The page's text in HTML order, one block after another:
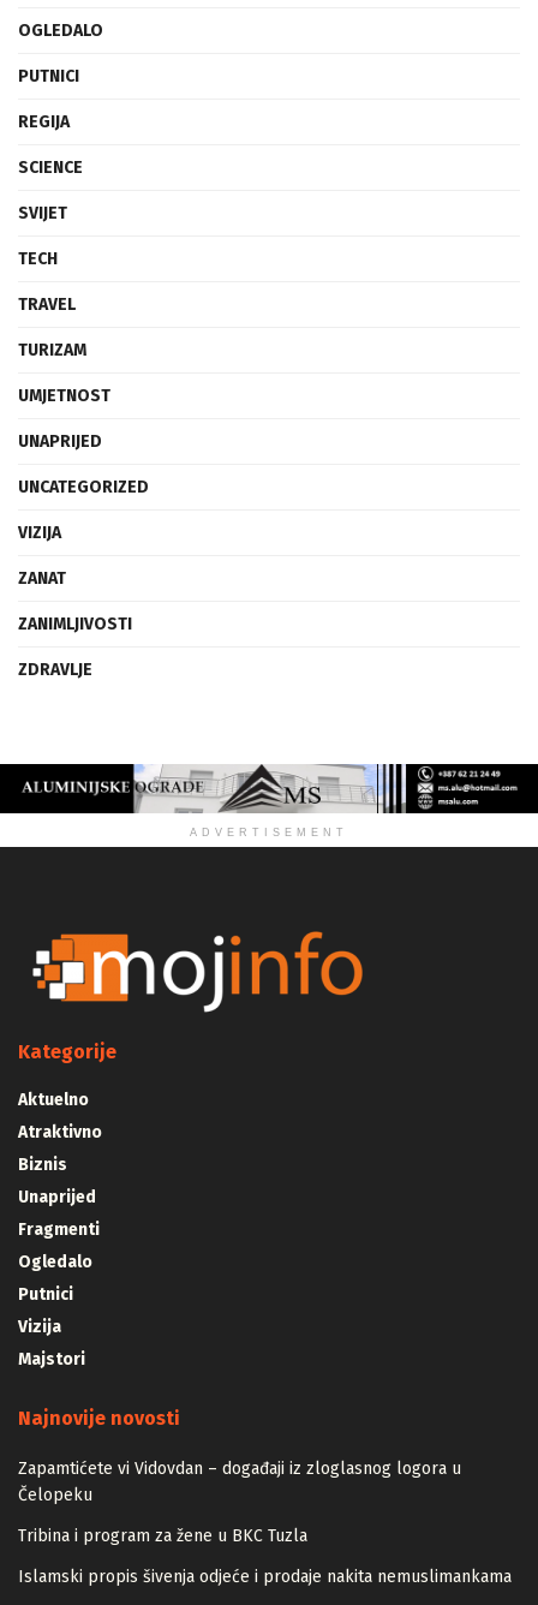
OGLEDALO
PUTNICI
REGIJA
SCIENCE
SVIJET
TECH
TRAVEL
TURIZAM
UMJETNOST
UNAPRIJED
UNCATEGORIZED
VIZIJA
ZANAT
ZANIMLJIVOSTI
ZDRAVLJE
ADVERTISEMENT
Kategorije
Aktuelno
Atraktivno
Biznis
Unaprijed
Fragmenti
Ogledalo
Putnici
Vizija
Majstori
Najnovije novosti
Zapamtićete vi Vidovdan – događaji iz zloglasnog logora u
Čelopeku
Tribina i program za žene u BKC Tuzla
Islamski propis šivenja odjeće i prodaje nakita nemuslimankama